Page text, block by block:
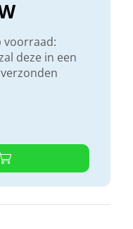
voorraad:
deze in een